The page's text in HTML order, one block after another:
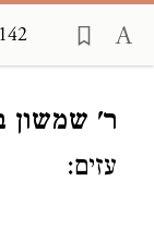
ר' שמשון
עזים: